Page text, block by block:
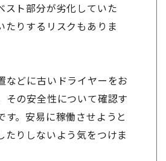
スト部分が劣化していた
たりするリスクもありま
などに古いドライヤーをお
その安全性について確認す
す。安易に稼働させようと
たりしないよう気をつけま